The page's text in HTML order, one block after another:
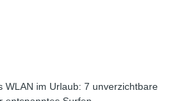
WLAN im Urlaub: 7 unverzichtbare